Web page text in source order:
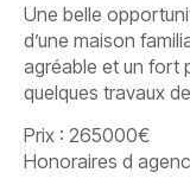
Une belle
d’une maison
agréable et un fort
quelques travaux
Prix : 265000€
Honoraires d